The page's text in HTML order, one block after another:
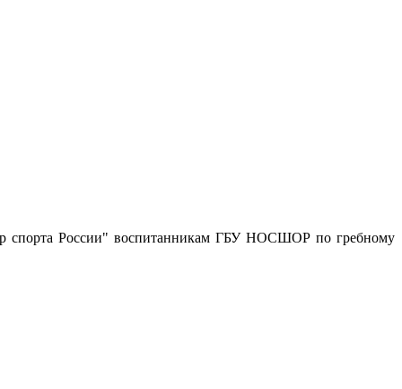
спорта России" воспитанникам ГБУ НОСШОР по гребному